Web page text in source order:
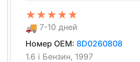
★★★★★
🚚 7-10 дней
Номер OEM: 8D0260808
1.6 i Бензин, 1997